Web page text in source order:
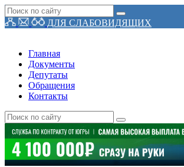
ДЛЯ СЛАБОВИДЯЩИХ
Главная
Документы
Депутаты
Обращения
Контакты